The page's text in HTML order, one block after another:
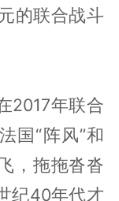
的联合战斗
2017年联合
国“阵风”和
，拖拖沓沓
纪40年代才